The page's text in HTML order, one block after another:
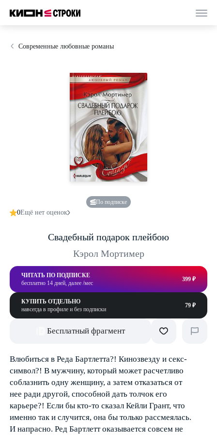
Современные любовные романы
По подписке
0Ещё нет оценок
Свадебный подарок плейбою
Кэрол Мортимер
ЧИТАТЬ ПО ПОДПИСКЕ
бесплатно 14 дней, далее /мес
399 ₽
КУПИТЬ ОТДЕЛЬНО
навсегда в профиле и без подписки
79 ₽
Бесплатный фрагмент
Влюбиться в Реда Бартлетта?! Кинозвезду и секс-
символ?! В мужчину, который может расчетливо
соблазнить одну женщину, а затем отказаться от
нее ради другой, способной дать толчок его
карьере?! Если бы кто-то сказал Кейли Грант, что
именно так и случится, она бы только рассмеялась.
И напрасно. Ред Бартлетт оказывается совсем не